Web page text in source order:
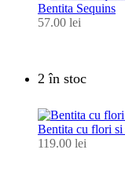
Bentita Sequins
57.00 lei
2 în stoc
Bentita cu flori si
119.00 lei